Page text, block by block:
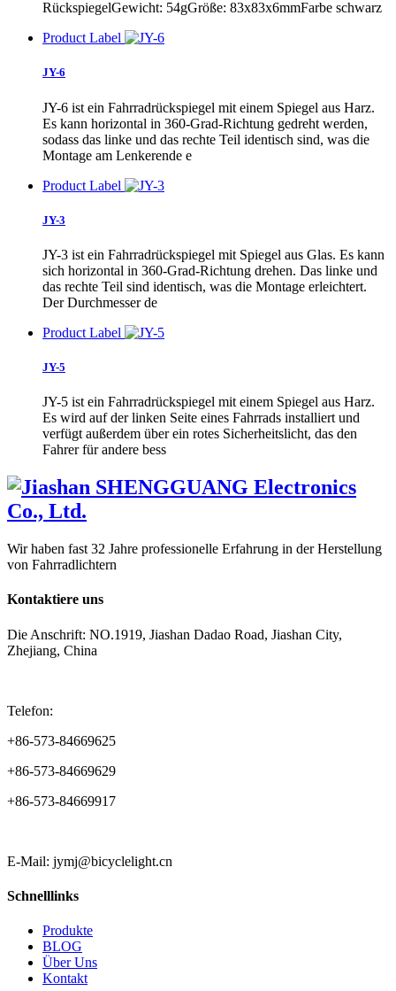
RückspiegelGewicht: 54gGröße: 83x83x6mmFarbe schwarz
Product Label
JY-6
JY-6 ist ein Fahrradrückspiegel mit einem Spiegel aus Harz.
Es kann horizontal in 360-Grad-Richtung gedreht werden,
sodass das linke und das rechte Teil identisch sind, was die
Montage am Lenkerende e
Product Label
JY-3
JY-3 ist ein Fahrradrückspiegel mit Spiegel aus Glas. Es kann
sich horizontal in 360-Grad-Richtung drehen. Das linke und
das rechte Teil sind identisch, was die Montage erleichtert.
Der Durchmesser de
Product Label
JY-5
JY-5 ist ein Fahrradrückspiegel mit einem Spiegel aus Harz.
Es wird auf der linken Seite eines Fahrrads installiert und
verfügt außerdem über ein rotes Sicherheitslicht, das den
Fahrer für andere bess
Wir haben fast 32 Jahre professionelle Erfahrung in der Herstellung
von Fahrradlichtern
Kontaktiere uns
Die Anschrift: NO.1919, Jiashan Dadao Road, Jiashan City,
Zhejiang, China
Telefon:
+86-573-84669625
+86-573-84669629
+86-573-84669917
E-Mail: jymj@bicyclelight.cn
Schnelllinks
Produkte
BLOG
Über Uns
Kontakt